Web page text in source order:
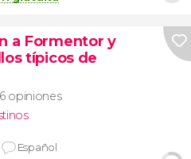
a Formentor y
típicos de
opiniones
Español